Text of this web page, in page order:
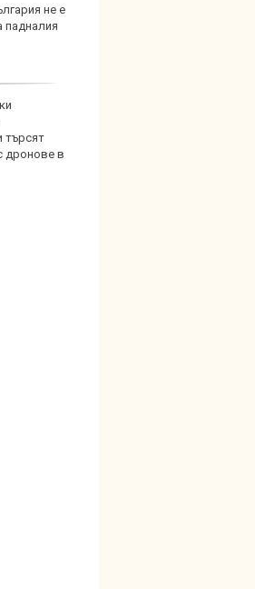
не е
падналия
търсят
дронове в